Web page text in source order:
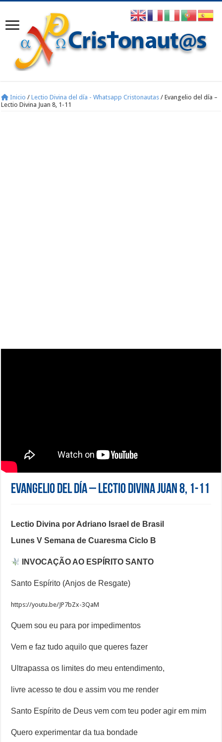
Inicio / Lectio Divina del día - Whatsapp Cristonautas / Evangelio del día –
Lectio Divina Juan 8, 1-11
Evangelio del día – Lectio Divina Juan 8, 1-11
Lectio Divina por Adriano Israel de Brasil
Lunes V Semana de Cuaresma Ciclo B
INVOCAÇÃO AO ESPÍRITO SANTO
Santo Espírito (Anjos de Resgate)
https://youtu.be/JP7bZx-3QaM
Quem sou eu para por impedimentos
Vem e faz tudo aquilo que queres fazer
Ultrapassa os limites do meu entendimento,
livre acesso te dou e assim vou me render
Santo Espírito de Deus vem com teu poder agir em mim
Quero experimentar da tua bondade